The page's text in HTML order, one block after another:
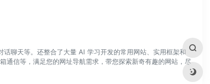
聊天等。还整合了大量 AI 学习开发的常用网站、实用框架和
通信等，满足您的网址导航需求，带您探索新奇有趣的网站，尽